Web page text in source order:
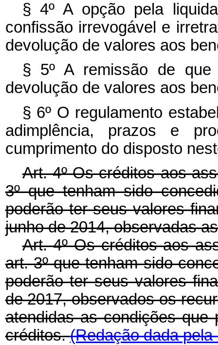
§ 4º A opção pela
confissão irrevogável e
devolução de valores aos
§ 5º A remissão de
devolução de valores aos
§ 6º O regulamento
adimplência, prazos e
cumprimento do disposto
Art. 4º Os créditos aos
3º que tenham sido
poderão ter seus valores
junho de 2014, observadas
Art. 4º Os créditos aos
art. 3º que tenham sido
poderão ter seus valores
de 2017, observados os
atendidas as condições que
créditos.(Redação dada pela